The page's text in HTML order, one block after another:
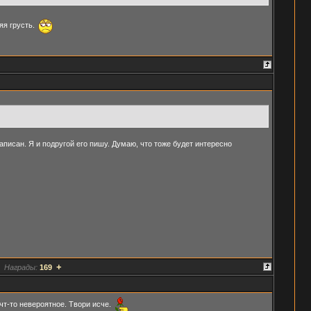
грусть.
Я и подругой его пишу. Думаю, что тоже будет интересно
Награды: 169 +
то невероятное. Твори исче.